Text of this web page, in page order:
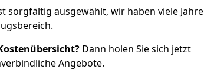
sorgfältig ausgewählt, wir haben viele Jahre
Dann holen Sie sich jetzt
Angebote.